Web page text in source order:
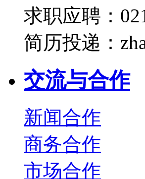
求职应聘：
简历投递：
交流与合作
新闻合作
商务合作
市场合作